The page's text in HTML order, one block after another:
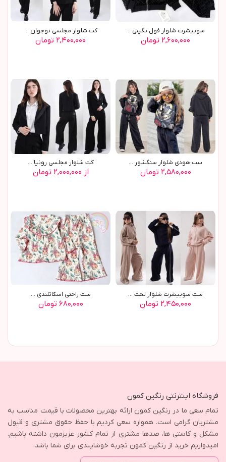
سوييشرت شلوار فول نگيني ...
۲,۶۰۰,۰۰۰ تومان
کت شلوار مجلسي نوجوان ...
۲,۴۰۰,۰۰۰ تومان
ست هودي شلوار سنگشور ...
۲,۵۸۰,۰۰۰ تومان
کت شلوار مجلسي رونيا ...
از ۲,۰۰۰,۰۰۰ تومان
ست سوييشرت شلوار لخت ...
۲,۴۵۰,۰۰۰ تومان
ست راحتي اسکاتلندي ...
۶۸۰,۰۰۰ تومان
فروشگاه اینترنتی رنگین کمون
تمام سعی ما در رنگین کمون ارائه بهترین محصولات با قیمت مناسب به
مشتریان گرامی است. همواره سعی کردیم با حفظ حقوق مشتری و قبول
مشکل و کاستی ها، صدها مشتری از تمام کشور عزیزمون داشته باشیم.
امیدواریم خرید از رنگین کمون تجربه خوشایندی برای شما باشد.